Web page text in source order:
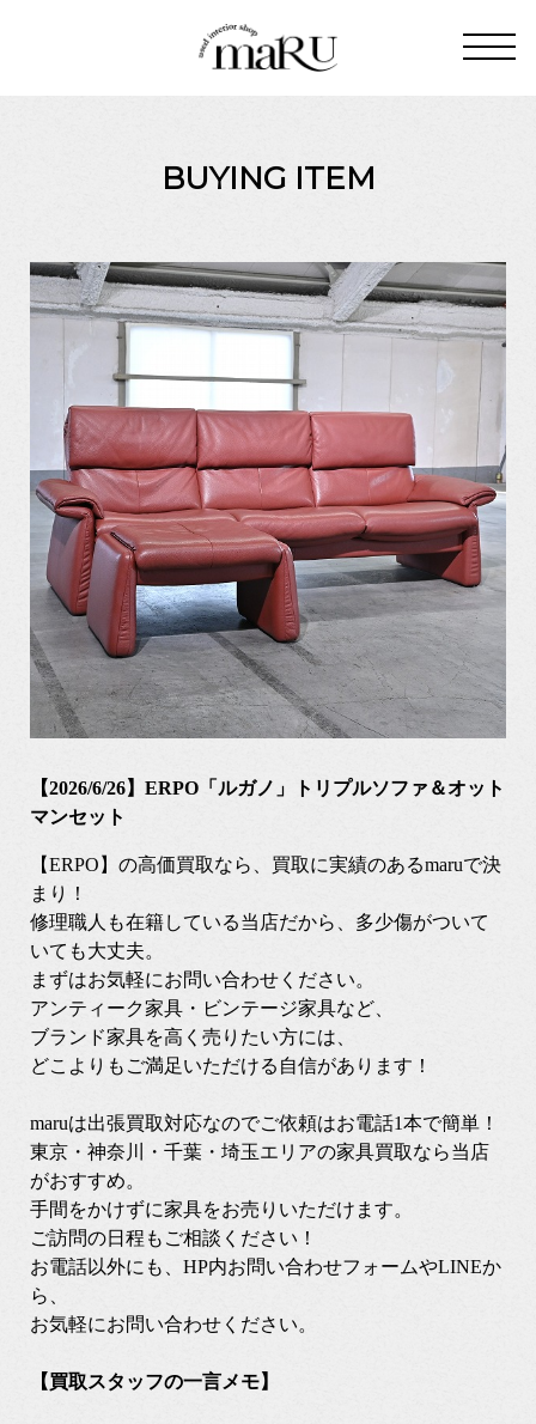
BUYING ITEM
【2026/6/26】ERPO「ルガノ」トリプルソファ＆オット
マンセット
【ERPO】の高価買取なら、買取に実績のあるmaruで決
まり！
修理職人も在籍している当店だから、多少傷がついて
いても大丈夫。
まずはお気軽にお問い合わせください。
アンティーク家具・ビンテージ家具など、
ブランド家具を高く売りたい方には、
どこよりもご満足いただける自信があります！
maruは出張買取対応なのでご依頼はお電話1本で簡単！
東京・神奈川・千葉・埼玉エリアの家具買取なら当店
がおすすめ。
手間をかけずに家具をお売りいただけます。
ご訪問の日程もご相談ください！
お電話以外にも、HP内お問い合わせフォームやLINEか
ら、
お気軽にお問い合わせください。
【買取スタッフの一言メモ】